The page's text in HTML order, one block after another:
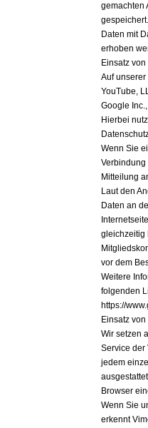
gemachten
Daten mit
erhoben
Einsatz
Auf
YouTube,
Google
Hierbei
Wenn Sie
Verbindung
Mitteilung
Laut den
Daten an
gleichzeitig
vor dem
Weitere
folgenden
https://
Einsatz
Wir setzen
Service der
jedem
Browser
Wenn Sie
erkennt